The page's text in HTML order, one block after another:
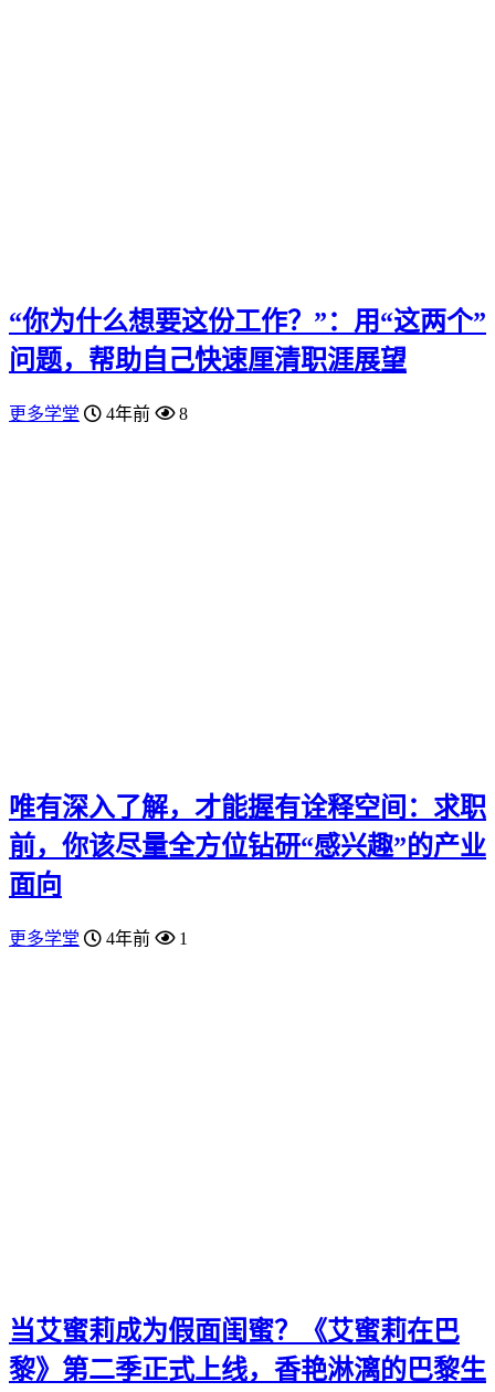
“你为什么想要这份工作？”：用“这两个”
问题，帮助自己快速厘清职涯展望
更多学堂 4年前 8
唯有深入了解，才能握有诠释空间：求职
前，你该尽量全方位钻研“感兴趣”的产业
面向
更多学堂 4年前 1
当艾蜜莉成为假面闺蜜？《艾蜜莉在巴
黎》第二季正式上线，香艳淋漓的巴黎生